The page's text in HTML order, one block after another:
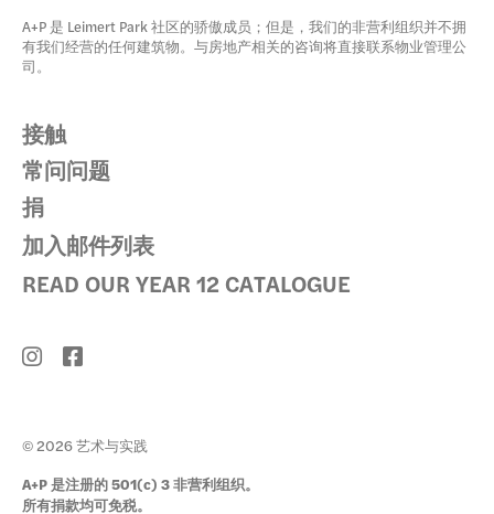
A+P 是 Leimert Park 社区的骄傲成员；但是，我们的非营利组织并不拥
有我们经营的任何建筑物。与房地产相关的咨询将直接联系物业管理公
司。
接触
常问问题
捐
加入邮件列表
READ OUR YEAR 12 CATALOGUE
© 2026 艺术与实践
A+P 是注册的 501(c) 3 非营利组织。
所有捐款均可免税。